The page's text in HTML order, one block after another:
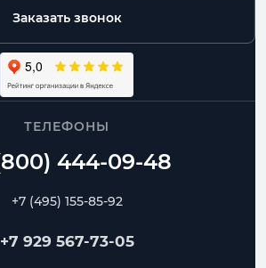
Заказать звонок
ТЕЛЕФОНЫ
+7 (495) 155-85-92
+7 929 567-73-05